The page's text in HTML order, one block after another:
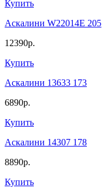
Купить
Аскалини W22014E 205
12390р.
Купить
Аскалини 13633 173
6890р.
Купить
Аскалини 14307 178
8890р.
Купить